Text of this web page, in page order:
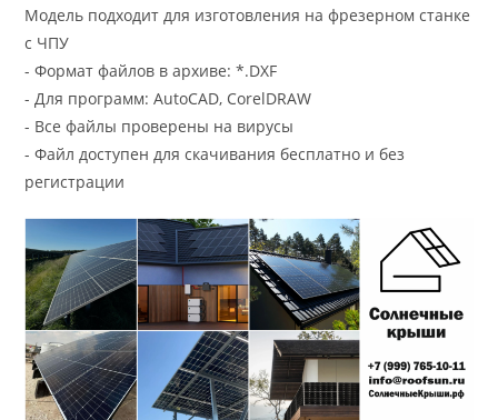
Модель подходит для изготовления на фрезерном станке
с ЧПУ
- Формат файлов в архиве: *.DXF
- Для программ: AutoCAD, CorelDRAW
- Все файлы проверены на вирусы
- Файл доступен для скачивания бесплатно и без
регистрации